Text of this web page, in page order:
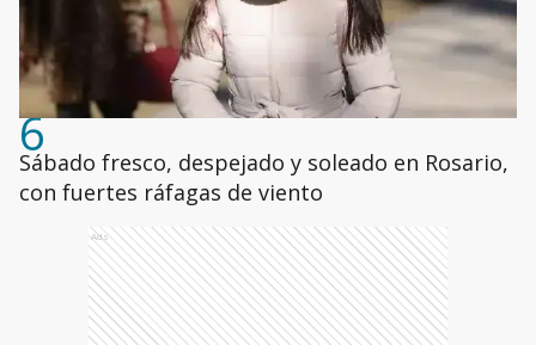
6
Sábado fresco, despejado y soleado en Rosario,
con fuertes ráfagas de viento
Ads